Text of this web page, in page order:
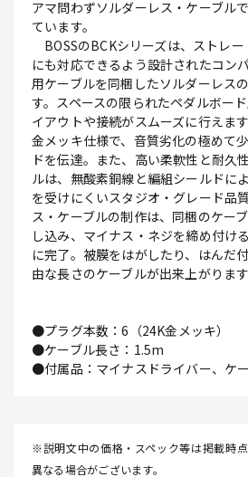
アマ問わずソルダーレス・ケーブル
ています。
BOSSのBCKシリーズは、ストレ
にも対応できるよう設計されたコン
用ケーブルを同梱したソルダーレス
す。スペースの限られたペダルボー
イアウトや接続がスムーズに行えま
金メッキ仕様で、音質劣化の極めて
ドを伝達。また、高い柔軟性と耐久
ルは、無酸素銅線と編組シールドに
を受けにくいスタジオ・グレード品
ス・ケーブルの制作は、同梱のケー
し込み、マイナス・ネジを締め付け
に完了。被膜をはがしたり、はんだ
由な長さのケーブルが出来上がります
●プラグ本数：6（24K金メッキ）
●ケーブル長さ：1.5m
●付属品：マイナスドライバー、ケ
※説明文中の価格・スペック等は掲載時
異なる場合がございます。